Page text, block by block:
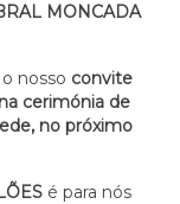
MONCADA
nosso convite
cerimónia de
no próximo
é para nós